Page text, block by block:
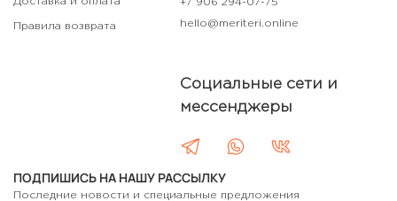
Правила возврата
+7 906 294-07-75
hello@meriteri.online
Социальные сети и
мессенджеры
ПОДПИШИСЬ НА НАШУ РАССЫЛКУ
Последние новости и специальные предложения